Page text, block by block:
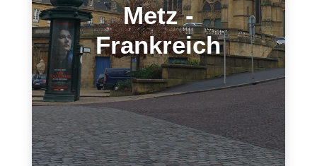
Metz -
Frankreich